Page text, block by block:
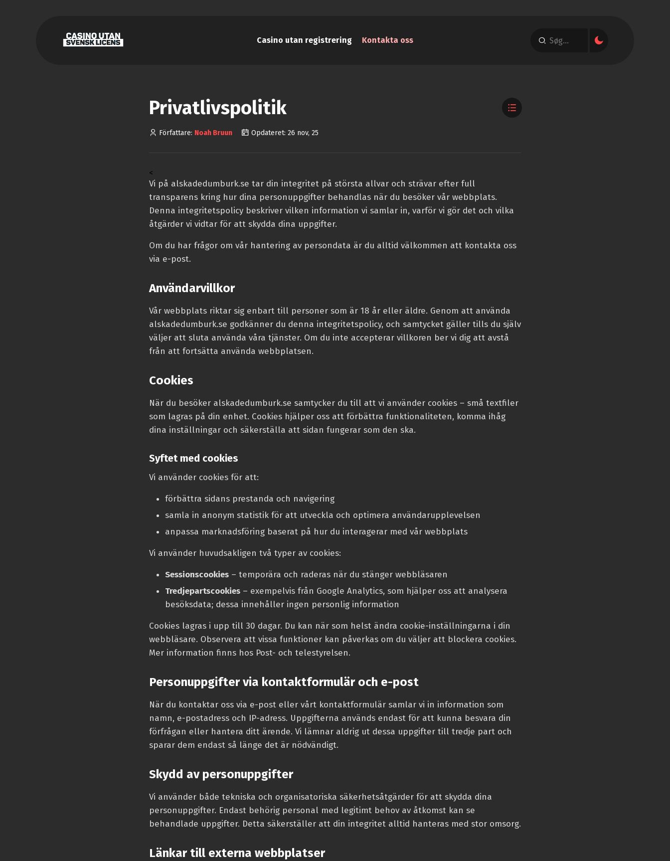
Casino utan registrering Kontakta oss
Privatlivspolitik
Författare: Noah Bruun Opdateret: 26 nov, 25
<
Vi på alskadedumburk.se tar din integritet på största allvar och strävar efter full
transparens kring hur dina personuppgifter behandlas när du besöker vår webbplats.
Denna integritetspolicy beskriver vilken information vi samlar in, varför vi gör det och vilka
åtgärder vi vidtar för att skydda dina uppgifter.
Om du har frågor om vår hantering av persondata är du alltid välkommen att kontakta oss
via e-post.
Användarvillkor
Vår webbplats riktar sig enbart till personer som är 18 år eller äldre. Genom att använda
alskadedumburk.se godkänner du denna integritetspolicy, och samtycket gäller tills du själv
väljer att sluta använda våra tjänster. Om du inte accepterar villkoren ber vi dig att avstå
från att fortsätta använda webbplatsen.
Cookies
När du besöker alskadedumburk.se samtycker du till att vi använder cookies – små textfiler
som lagras på din enhet. Cookies hjälper oss att förbättra funktionaliteten, komma ihåg
dina inställningar och säkerställa att sidan fungerar som den ska.
Syftet med cookies
Vi använder cookies för att:
förbättra sidans prestanda och navigering
samla in anonym statistik för att utveckla och optimera användarupplevelsen
anpassa marknadsföring baserat på hur du interagerar med vår webbplats
Vi använder huvudsakligen två typer av cookies:
Sessionscookies– temporära och raderas när du stänger webbläsaren
Tredjepartscookies– exempelvis från Google Analytics, som hjälper oss att analysera
besöksdata; dessa innehåller ingen personlig information
Cookies lagras i upp till 30 dagar. Du kan när som helst ändra cookie-inställningarna i din
webbläsare. Observera att vissa funktioner kan påverkas om du väljer att blockera cookies.
Mer information finns hos Post- och telestyrelsen.
Personuppgifter via kontaktformulär och e-post
När du kontaktar oss via e-post eller vårt kontaktformulär samlar vi in information som
namn, e-postadress och IP-adress. Uppgifterna används endast för att kunna besvara din
förfrågan eller hantera ditt ärende. Vi lämnar aldrig ut dessa uppgifter till tredje part och
sparar dem endast så länge det är nödvändigt.
Skydd av personuppgifter
Vi använder både tekniska och organisatoriska säkerhetsåtgärder för att skydda dina
personuppgifter. Endast behörig personal med legitimt behov av åtkomst kan se
behandlade uppgifter. Detta säkerställer att din integritet alltid hanteras med stor omsorg.
Länkar till externa webbplatser